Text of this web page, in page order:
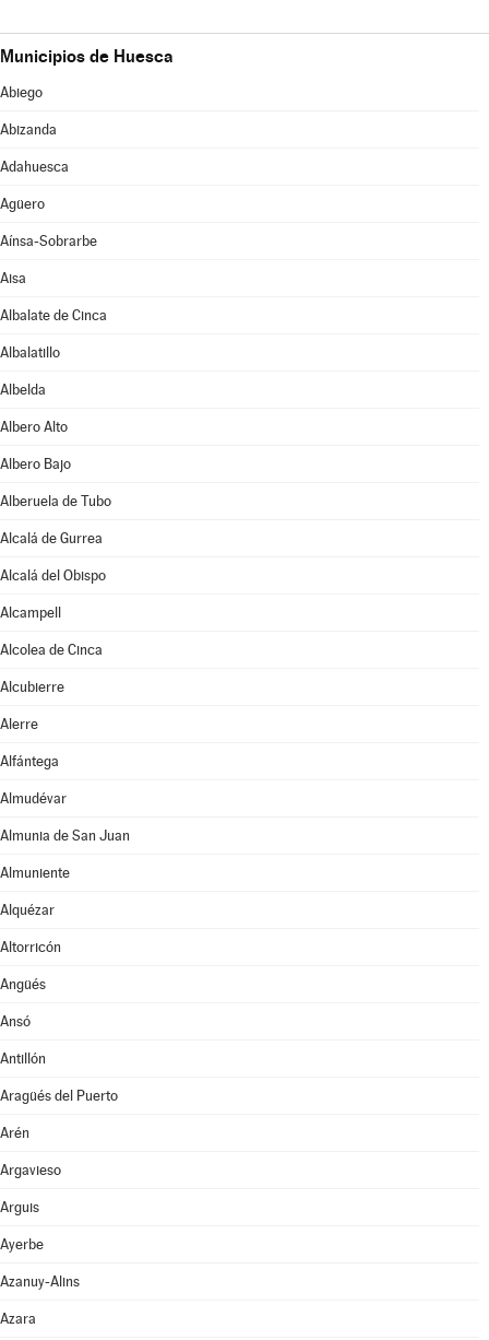
Municipios de Huesca
Abiego
Abizanda
Adahuesca
Agüero
Aínsa-Sobrarbe
Aisa
Albalate de Cinca
Albalatillo
Albelda
Albero Alto
Albero Bajo
Alberuela de Tubo
Alcalá de Gurrea
Alcalá del Obispo
Alcampell
Alcolea de Cinca
Alcubierre
Alerre
Alfántega
Almudévar
Almunia de San Juan
Almuniente
Alquézar
Altorricón
Angüés
Ansó
Antillón
Aragüés del Puerto
Arén
Argavieso
Arguis
Ayerbe
Azanuy-Alins
Azara